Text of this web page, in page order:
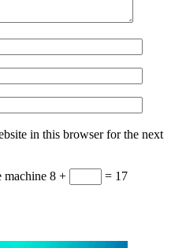
in this browser for the next
machine 8 + = 17